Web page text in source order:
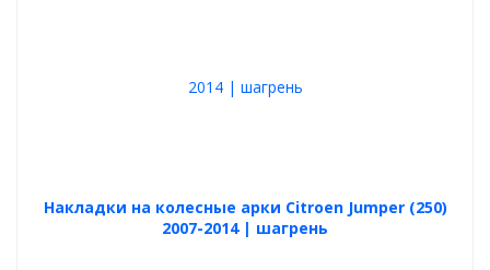
Накладки на колесные арки Citroen Jumper (250)
2007-2014 | шагрень